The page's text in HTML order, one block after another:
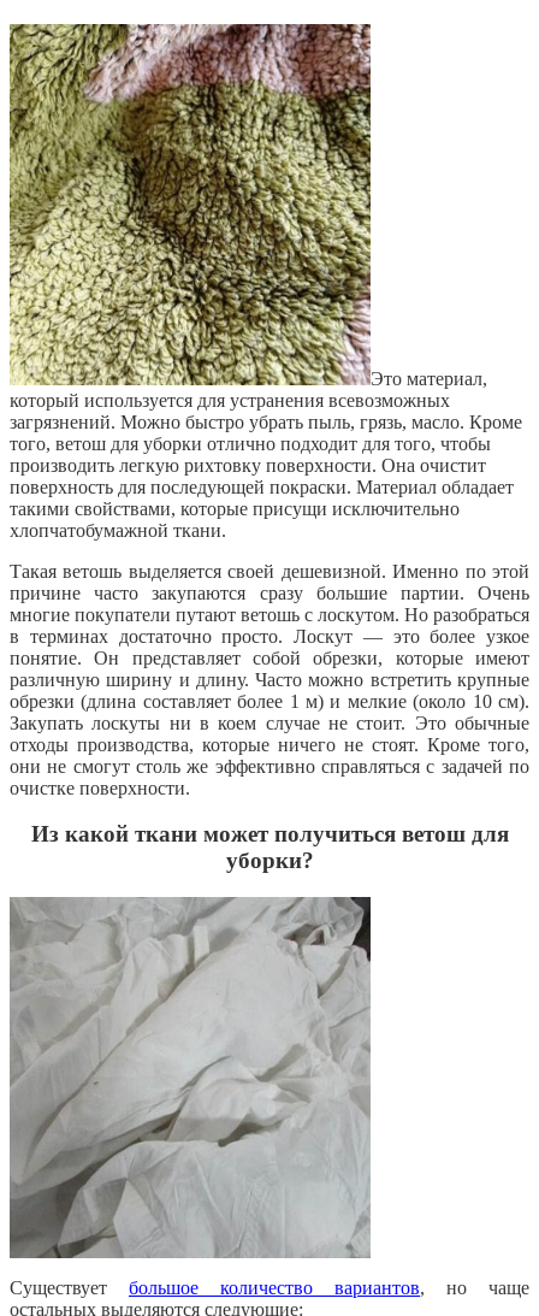
Это материал,
который используется для устранения всевозможных
загрязнений. Можно быстро убрать пыль, грязь, масло. Кроме
того, ветош для уборки отлично подходит для того, чтобы
производить легкую рихтовку поверхности. Она очистит
поверхность для последующей покраски. Материал обладает
такими свойствами, которые присущи исключительно
хлопчатобумажной ткани.
Такая ветошь выделяется своей дешевизной. Именно по этой
причине часто закупаются сразу большие партии. Очень
многие покупатели путают ветошь с лоскутом. Но разобраться
в терминах достаточно просто. Лоскут — это более узкое
понятие. Он представляет собой обрезки, которые имеют
различную ширину и длину. Часто можно встретить крупные
обрезки (длина составляет более 1 м) и мелкие (около 10 см).
Закупать лоскуты ни в коем случае не стоит. Это обычные
отходы производства, которые ничего не стоят. Кроме того,
они не смогут столь же эффективно справляться с задачей по
очистке поверхности.
Из какой ткани может получиться ветош для
уборки?
Существует большое количество вариантов, но чаще
остальных выделяются следующие: